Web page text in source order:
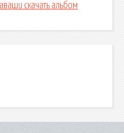
скачать альбом